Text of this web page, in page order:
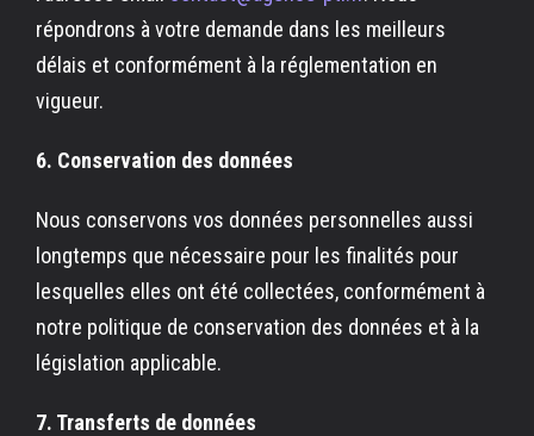
répondrons à votre demande dans les meilleurs
délais et conformément à la réglementation en
vigueur.
6. Conservation des données
Nous conservons vos données personnelles aussi
longtemps que nécessaire pour les finalités pour
lesquelles elles ont été collectées, conformément à
notre politique de conservation des données et à la
législation applicable.
7. Transferts de données